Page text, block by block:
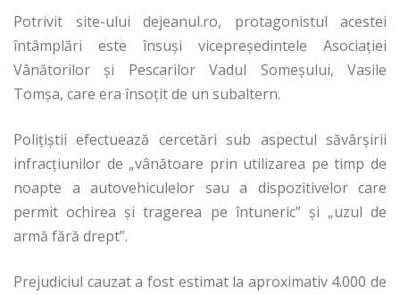
Potrivit site-ului dejeanul.ro, protagonistul acestei
întâmplări este însuşi vicepreședintele Asociației
Vânătorilor și Pescarilor Vadul Someșului, Vasile
Tomșa, care era însoţit de un subaltern.
Poliţiştii efectuează cercetări sub aspectul săvârşirii
infracţiunilor de „vânătoare prin utilizarea pe timp de
noapte a autovehiculelor sau a dispozitivelor care
permit ochirea şi tragerea pe întuneric” şi „uzul de
armă fără drept”.
Prejudiciul cauzat a fost estimat la aproximativ 4.000 de